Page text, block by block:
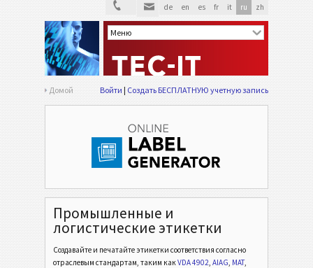
de en es fr it ru zh
Домой Войти Создать БЕСПЛАТНУЮ учетную запись
Промышленные и
логистические этикетки
Создавайте и печатайте этикетки соответствия согласно
отраслевым стандартам, таким какVDA 4902, AIAG, MAT,